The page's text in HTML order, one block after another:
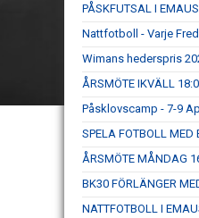
PÅSKFUTSAL I
Nattfotboll - Varje
Wimans hederspris
ÅRSMÖTE IKVÄLL
Påsklovscamp - 7-9
SPELA FOTBOLL MED
ÅRSMÖTE MÅNDAG
BK30 FÖRLÄNGER
NATTFOTBOLL I